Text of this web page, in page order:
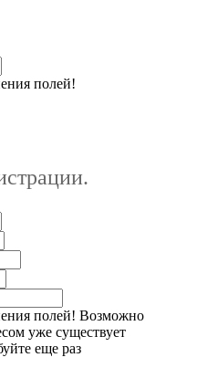
полей!
полей! Возможно
уже существует
еще раз